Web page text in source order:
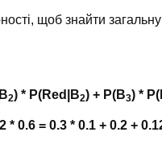
щоб знайти
2) * P(Red|B2) + P(B3) *
* 0.6 = 0.3 * 0.1 + 0.2 +